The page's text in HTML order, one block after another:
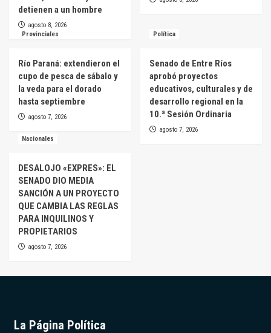
detienen a un hombre
agosto 8, 2026
Provinciales
Río Paraná: extendieron el
cupo de pesca de sábalo y
la veda para el dorado
hasta septiembre
agosto 7, 2026
Política
Senado de Entre Ríos
aprobó proyectos
educativos, culturales y de
desarrollo regional en la
10.ª Sesión Ordinaria
agosto 7, 2026
Nacionales
DESALOJO «EXPRES»: EL
SENADO DIO MEDIA
SANCIÓN A UN PROYECTO
QUE CAMBIA LAS REGLAS
PARA INQUILINOS Y
PROPIETARIOS
agosto 7, 2026
La Página Política